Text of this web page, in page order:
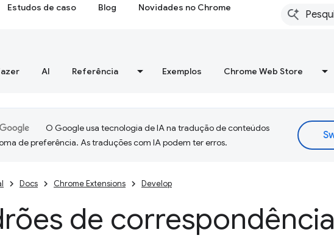
Estudos de caso Blog Novidades no Chrome
AI Referência Exemplos Chrome Web Store
O Google usa tecnologia de IA na tradução de conteúdos
de preferência. As traduções com IA podem ter erros.
Docs Chrome Extensions Develop
de correspondência